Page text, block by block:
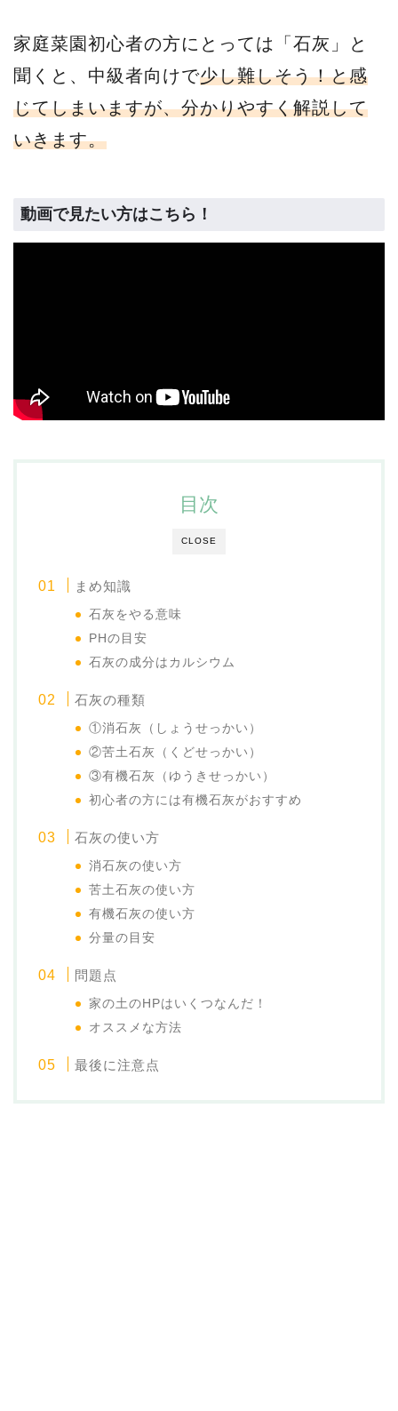
家庭菜園初心者の方にとっては「石灰」と
聞くと、中級者向けで少し難しそう！と感
じてしまいますが、分かりやすく解説して
いきます。
動画で見たい方はこちら！
CLOSE
目次
まめ知識
石灰をやる意味
PHの目安
石灰の成分はカルシウム
石灰の種類
①消石灰（しょうせっかい）
②苦土石灰（くどせっかい）
③有機石灰（ゆうきせっかい）
初心者の方には有機石灰がおすすめ
石灰の使い方
消石灰の使い方
苦土石灰の使い方
有機石灰の使い方
分量の目安
問題点
家の土のHPはいくつなんだ！
オススメな方法
最後に注意点